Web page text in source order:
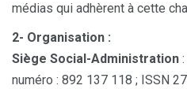
médias qui adhèrent à cette
2- Organisation :
Siège Social-Administration
numéro : 892 137 118 ; ISSN